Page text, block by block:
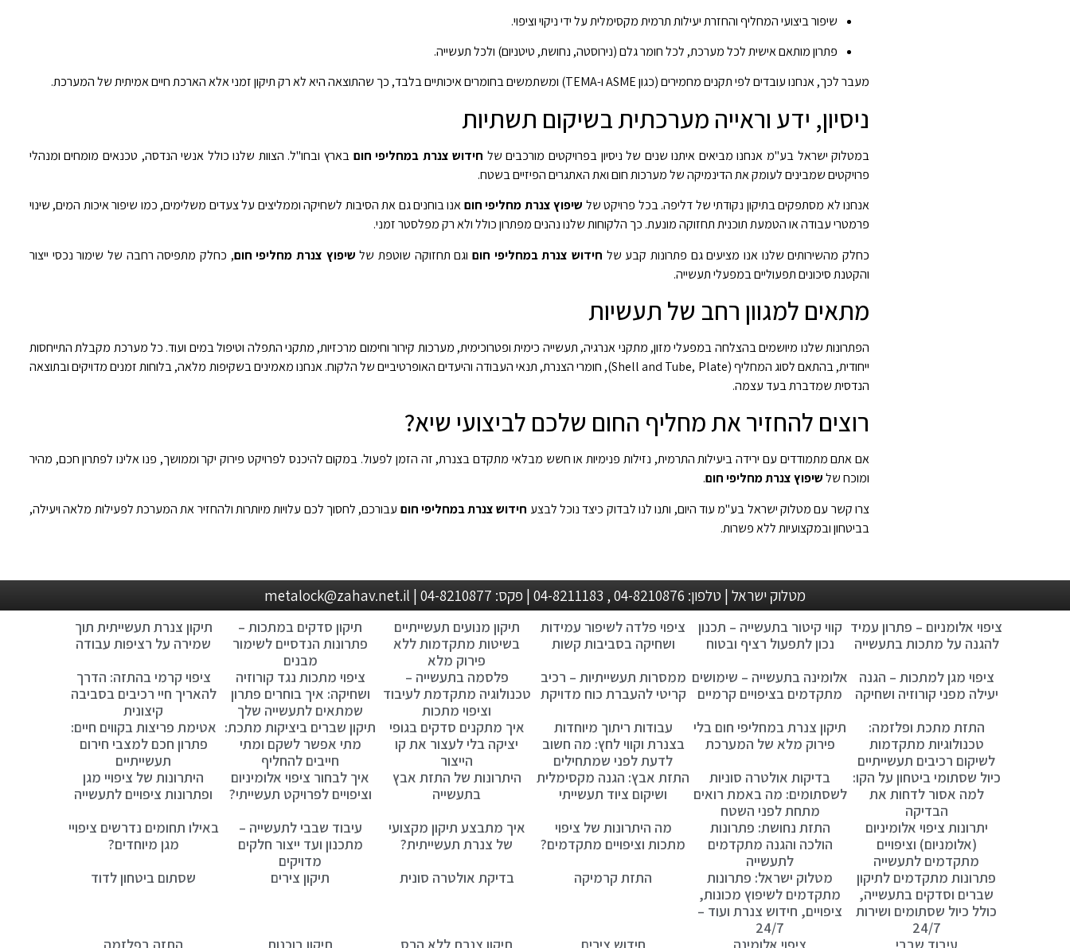
שיפור ביצועי המחליף והחזרת יעילות תרמית מקסימלית על ידי ניקוי וציפוי.
פתרון מותאם אישית לכל מערכת, לכל חומר גלם (נירוסטה, נחושת, טיטניום) ולכל תעשייה.
מעבר לכך, אנחנו עובדים לפי תקנים מחמירים (כגון ASME ו-TEMA) ומשתמשים בחומרים איכותיים בלבד, כך שהתוצאה היא לא רק תיקון זמני אלא הארכת חיים אמיתית של המערכת.
ניסיון, ידע וראייה מערכתית בשיקום תשתיות
במטלוק ישראל בע"מ אנחנו מביאים איתנו שנים של ניסיון בפרויקטים מורכבים של חידוש צנרת במחליפי חום בארץ ובחו"ל. הצוות שלנו כולל אנשי הנדסה, טכנאים מומחים ומנהלי
פרויקטים שמבינים לעומק את הדינמיקה של מערכות חום ואת האתגרים הפיזיים בשטח.
אנחנו לא מסתפקים בתיקון נקודתי של דליפה. בכל פרויקט של שיפוץ צנרת מחליפי חוםאנו בוחנים גם את הסיבות לשחיקה וממליצים על צעדים משלימים, כמו שיפור איכות המים, שינוי
פרמטרי עבודה או הטמעת תוכנית תחזוקה מונעת. כך הלקוחות שלנו נהנים מפתרון כולל ולא רק מפלסטר זמני.
כחלק מהשירותים שלנו אנו מציעים גם פתרונות קבע של חידוש צנרת במחליפי חוםוגם תחזוקה שוטפת של שיפוץ צנרת מחליפי חום, כחלק מתפיסה רחבה של שימור נכסי ייצור
והקטנת סיכונים תפעוליים במפעלי תעשייה.
מתאים למגוון רחב של תעשיות
הפתרונות שלנו מיושמים בהצלחה במפעלי מזון, מתקני אנרגיה, תעשייה כימית ופטרוכימית, מערכות קירור וחימום מרכזיות, מתקני התפלה וטיפול במים ועוד. כל מערכת מקבלת התייחסות
ייחודית, בהתאם לסוג המחליף (Shell and Tube, Plate), חומרי הצנרת, תנאי העבודה והיעדים האופרטיביים של הלקוח. אנחנו מאמינים בשקיפות מלאה, בלוחות זמנים מדויקים ובתוצאה
הנדסית שמדברת בעד עצמה.
רוצים להחזיר את מחליף החום שלכם לביצועי שיא?
אם אתם מתמודדים עם ירידה ביעילות התרמית, נזילות פנימיות או חשש מבלאי מתקדם בצנרת, זה הזמן לפעול. במקום להיכנס לפרויקט פירוק יקר וממושך, פנו אלינו לפתרון חכם, מהיר
ומוכח שלשיפוץ צנרת מחליפי חום.
צרו קשר עם מטלוק ישראל בע"מ עוד היום, ותנו לנו לבדוק כיצד נוכל לבצע חידוש צנרת במחליפי חום עבורכם, לחסוך לכם עלויות מיותרות ולהחזיר את המערכת לפעילות מלאה ויעילה,
בביטחון ובמקצועיות ללא פשרות.
מטלוק ישראל | טלפון: 04-8210876 , 04-8211183 | פקס: 04-8210877 | metalock@zahav.net.il
ציפוי אלומניום – פתרון עמיד
להגנה על מתכות בתעשייה
קווי קיטור בתעשייה – תכנון
נכון לתפעול רציף ובטוח
ציפוי פלדה לשיפור עמידות
ושחיקה בסביבות קשות
תיקון מנועים תעשייתיים
בשיטות מתקדמות ללא
פירוק מלא
תיקון סדקים במתכות –
פתרונות הנדסיים לשימור
מבנים
תיקון צנרת תעשייתית תוך
שמירה על רציפות עבודה
ציפוי מגן למתכות – הגנה
יעילה מפני קורוזיה ושחיקה
אלומינה בתעשייה – שימושים
מתקדמים בציפויים קרמיים
ממסרות תעשייתיות – רכיב
קריטי להעברת כוח מדויקת
פלסמה בתעשייה –
טכנולוגיה מתקדמת לעיבוד
וציפוי מתכות
ציפוי מתכות נגד קורוזיה
ושחיקה: איך בוחרים פתרון
שמתאים לתעשייה שלך
ציפוי קרמי בהתזה: הדרך
להאריך חיי רכיבים בסביבה
קיצונית
התזת מתכת ופלזמה:
טכנולוגיות מתקדמות
לשיקום רכיבים תעשייתיים
תיקון צנרת במחליפי חום בלי
פירוק מלא של המערכת
עבודות ריתוך מיוחדות
בצנרת וקווי לחץ: מה חשוב
לדעת לפני שמתחילים
איך מתקנים סדקים בגופי
יציקה בלי לעצור את קו
הייצור
תיקון שברים ביציקות מתכת:
מתי אפשר לשקם ומתי
חייבים להחליף
אטימת פריצות בקווים חיים:
פתרון חכם למצבי חירום
תעשייתיים
כיול שסתומי ביטחון על הקו:
למה אסור לדחות את
הבדיקה
בדיקות אולטרה סוניות
לשסתומים: מה באמת רואים
מתחת לפני השטח
התזת אבץ: הגנה מקסימלית
ושיקום ציוד תעשייתי
היתרונות של התזת אבץ
בתעשייה
איך לבחור ציפוי אלומיניום
וציפויים לפרויקט תעשייתי?
היתרונות של ציפויי מגן
ופתרונות ציפויים לתעשייה
יתרונות ציפוי אלומיניום
(אלומניום) וציפויים
מתקדמים לתעשייה
התזת נחושת: פתרונות
הולכה והגנה מתקדמים
לתעשייה
מה היתרונות של ציפוי
מתכות וציפויים מתקדמים?
איך מתבצע תיקון מקצועי
של צנרת תעשייתית?
עיבוד שבבי לתעשייה –
מתכנון ועד ייצור חלקים
מדויקים
באילו תחומים נדרשים ציפויי
מגן מיוחדים?
פתרונות מתקדמים לתיקון
שברים וסדקים בתעשייה,
כולל כיול שסתומים ושירות
24/7
מטלוק ישראל: פתרונות
מתקדמים לשיפוץ מכונות,
ציפויים, חידוש צנרת ועוד –
24/7
התזת קרמיקה בדיקת אולטרה סונית תיקון צירים שסתום ביטחון לדוד
עיבוד שבבי ציפוי אלומינה חידוש צירים תיקון צנרת ללא הרס תיקון בוכנות התזה בפלזמה